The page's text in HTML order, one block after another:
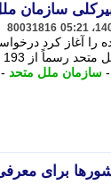
ملل 2027 آغاز
80031816
را آغاز کرد
سازمان بین المللی ...
- سازمان ملل متحد -
برای معرفی